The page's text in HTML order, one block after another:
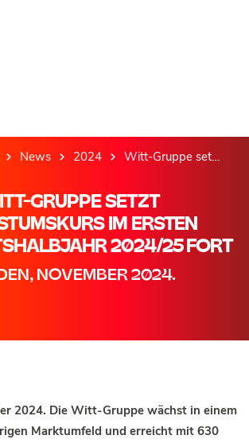
News 2024 Witt-Gruppe setzt Wachstumskurs im ersten Geschäftshalbjahr 2024/25 fort
GRUPPE SETZT
IM ERSTEN
2024/25 FORT
NOVEMBER 2024.
2024. Die Witt-Gruppe wächst in einem
Marktumfeld und erreicht mit 630